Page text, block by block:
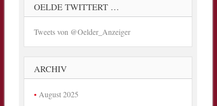
OELDE TWITTERT …
Tweets von @Oelder_Anzeiger
ARCHIV
August 2025